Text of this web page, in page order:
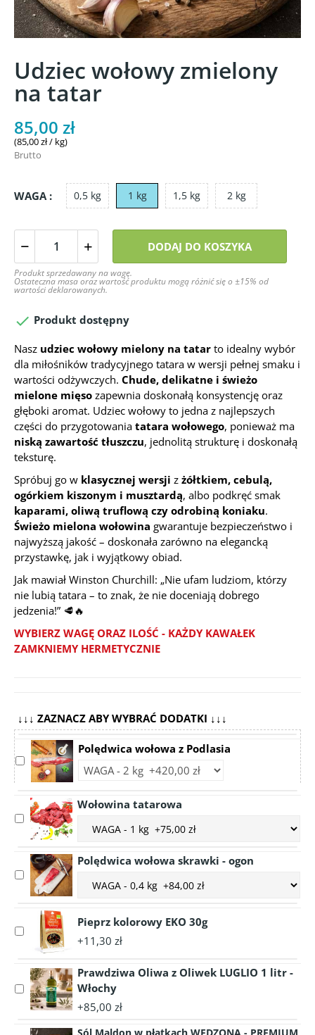
Udziec wołowy zmielony
na tatar
85,00 zł
(85,00 zł / kg)
Brutto
WAGA : 0,5 kg 1 kg 1,5 kg 2 kg
DODAJ DO KOSZYKA
Produkt sprzedawany na wagę.
Ostateczna masa oraz wartość produktu mogą różnić się o ±15% od
wartości deklarowanych.
 Produkt dostępny
Nasz udziec wołowy mielony na tatar to idealny wybór
dla miłośników tradycyjnego tatara w wersji pełnej smaku i
wartości odżywczych. Chude, delikatne i świeżo
mielone mięso zapewnia doskonałą konsystencję oraz
głęboki aromat. Udziec wołowy to jedna z najlepszych
części do przygotowania tatara wołowego, ponieważ ma
niską zawartość tłuszczu, jednolitą strukturę i doskonałą
teksturę.
Spróbuj go w klasycznej wersji z żółtkiem, cebulą,
ogórkiem kiszonym i musztardą, albo podkręć smak
kaparami, oliwą truflową czy odrobiną koniaku.
Świeżo mielona wołowina gwarantuje bezpieczeństwo i
najwyższą jakość – doskonała zarówno na elegancką
przystawkę, jak i wyjątkowy obiad.
Jak mawiał Winston Churchill: „Nie ufam ludziom, którzy
nie lubią tatara – to znak, że nie doceniają dobrego
jedzenia!” 🥩🔥
WYBIERZ WAGĘ ORAZ ILOŚĆ - KAŻDY KAWAŁEK
ZAMKNIEMY HERMETYCZNIE
↓↓↓ ZAZNACZ ABY WYBRAĆ DODATKI ↓↓↓
Select
accessory
wołowa
Podlasia
Polędwica wołowa z Podlasia
Choose
variant
Polędwica
wołowa
Podlasia
Select
accessory
tatarowa
Wołowina tatarowa
Choose
accessory
Wołowina
tatarowa
Select
accessory
wołowa
skrawki
Polędwica wołowa skrawki - ogon
Choose
accessory
Polędwica
wołowa
-
ogon
Select
accessory
kolorowy
EKO
30g
Pieprz kolorowy EKO 30g
+11,30 zł
Select
accessory
Prawdziwa Oliwa z Oliwek LUGLIO 1 litr -
Włochy
+85,00 zł